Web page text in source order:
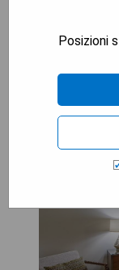
Holiday
Posizioni